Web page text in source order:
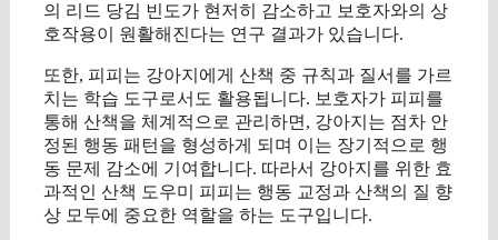
의 리드 당김 빈도가 현저히 감소하고 보호자와의 상
호작용이 원활해진다는 연구 결과가 있습니다.
또한, 피피는 강아지에게 산책 중 규칙과 질서를 가르
치는 학습 도구로서도 활용됩니다. 보호자가 피피를
통해 산책을 체계적으로 관리하면, 강아지는 점차 안
정된 행동 패턴을 형성하게 되며 이는 장기적으로 행
동 문제 감소에 기여합니다. 따라서 강아지를 위한 효
과적인 산책 도우미 피피는 행동 교정과 산책의 질 향
상 모두에 중요한 역할을 하는 도구입니다.